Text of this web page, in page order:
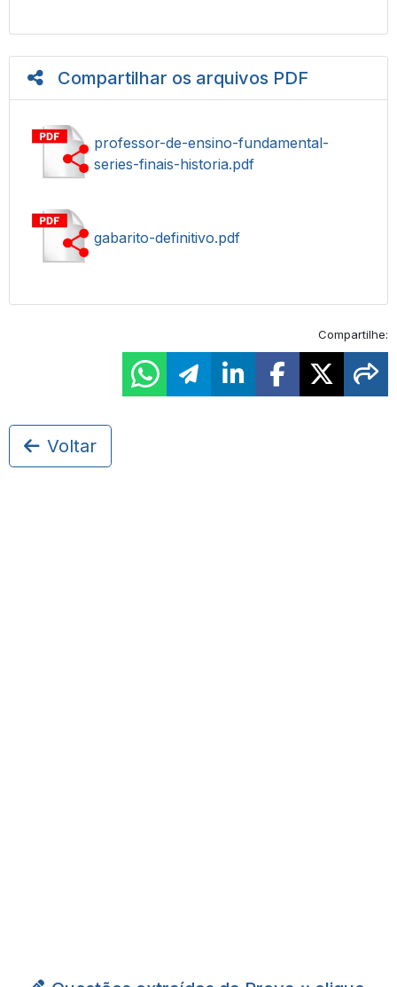
Compartilhar os arquivos PDF
professor-de-ensino-fundamental-
series-finais-historia.pdf
gabarito-definitivo.pdf
Compartilhe:
Voltar